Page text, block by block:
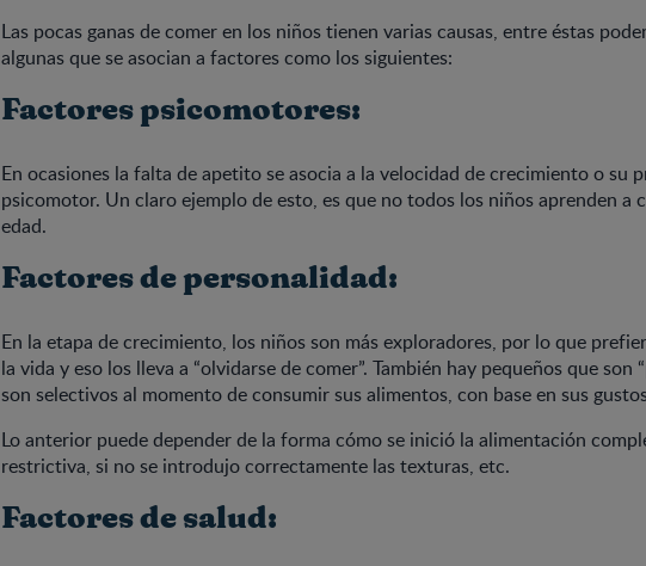
Las pocas ganas de comer en los niños tienen varias causas, entre éstas
algunas que se asocian a factores como los siguientes:
Factores psicomotores:
En ocasiones la falta de apetito se asocia a la velocidad de crecimiento o su
psicomotor. Un claro ejemplo de esto, es que no todos los niños aprenden a
edad.
Factores de personalidad:
En la etapa de crecimiento, los niños son más exploradores, por lo que
la vida y eso los lleva a “olvidarse de comer”. También hay pequeños que son
son selectivos al momento de consumir sus alimentos, con base en sus
Lo anterior puede depender de la forma cómo se inició la alimentación
restrictiva, si no se introdujo correctamente las texturas, etc.
Factores de salud: